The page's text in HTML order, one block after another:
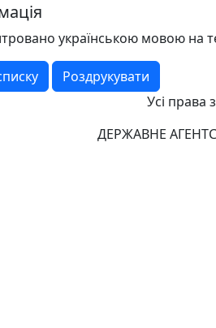
українською мовою на
Роздрукувати
Усі права
ДЕРЖАВНЕ